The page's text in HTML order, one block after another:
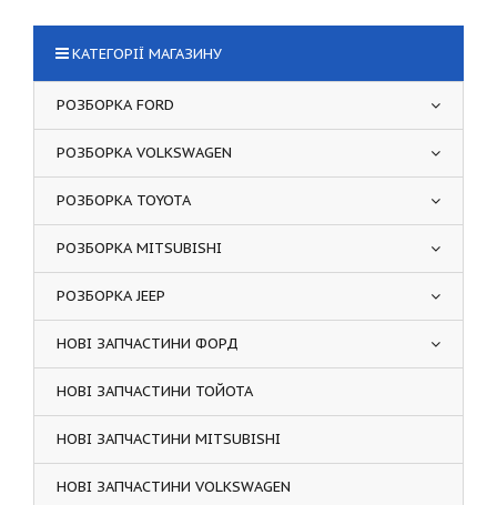
КАТЕГОРІЇ МАГАЗИНУ
РОЗБОРКА FORD
РОЗБОРКА VOLKSWAGEN
РОЗБОРКА TOYOTA
РОЗБОРКА MITSUBISHI
РОЗБОРКА JEEP
НОВІ ЗАПЧАСТИНИ ФОРД
НОВІ ЗАПЧАСТИНИ ТОЙОТА
НОВІ ЗАПЧАСТИНИ MITSUBISHI
НОВІ ЗАПЧАСТИНИ VOLKSWAGEN